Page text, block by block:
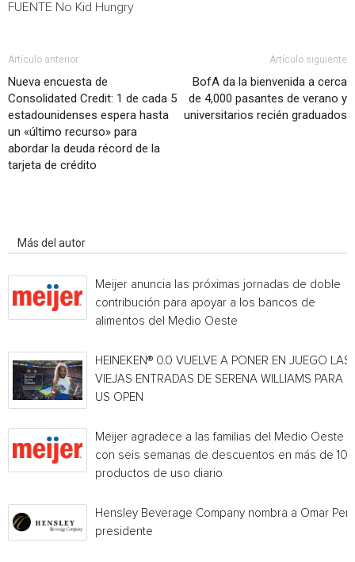
FUENTE No Kid Hungry
Artículo anterior
Nueva encuesta de
Consolidated Credit: 1 de cada 5
estadounidenses espera hasta
un «último recurso» para
abordar la deuda récord de la
tarjeta de crédito
Artículo siguiente
BofA da la bienvenida a cerca
de 4,000 pasantes de verano y
universitarios recién graduados
Más del autor
Meijer anuncia las próximas jornadas de doble
contribución para apoyar a los bancos de
alimentos del Medio Oeste
HEINEKEN® 0.0 VUELVE A PONER EN JUEGO LAS
VIEJAS ENTRADAS DE SERENA WILLIAMS PARA
US OPEN
Meijer agradece a las familias del Medio Oeste
con seis semanas de descuentos en más de
productos de uso diario
Hensley Beverage Company nombra a Omar
presidente